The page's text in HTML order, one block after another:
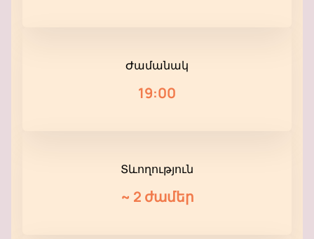
Ժամանակ
19:00
Տևողություն
~ 2 ժամեր